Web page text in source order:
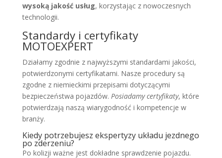
wysoką jakość usług, korzystając z nowoczesnych
technologii.
Standardy i certyfikaty
MOTOEXPERT
Działamy zgodnie z najwyższymi standardami jakości,
potwierdzonymi certyfikatami. Nasze procedury są
zgodne z niemieckimi przepisami dotyczącymi
bezpieczeństwa pojazdów. Posiadamy certyfikaty, które
potwierdzają naszą wiarygodność i kompetencje w
branży.
Kiedy potrzebujesz ekspertyzy układu jezdnego
po zderzeniu?
Po kolizji ważne jest dokładne sprawdzenie pojazdu.